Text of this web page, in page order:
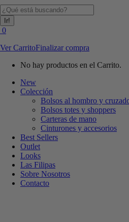
Buscar:
0
Ver CarritoFinalizar compra
No hay productos en el Carrito.
New
Colección
Bolsos al hombro y
Bolsos totes y shoppers
Carteras de mano
Cinturones y accesorios
Best Sellers
Outlet
Looks
Las Filipas
Sobre Nosotros
Contacto